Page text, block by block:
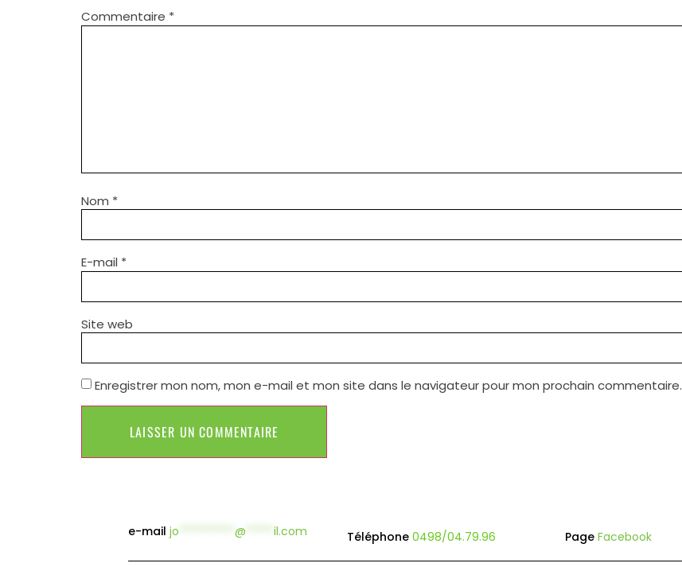
Commentaire *
Nom *
E-mail *
Site web
Enregistrer mon nom, mon e-mail et mon site dans le navigateur pour mon prochain commentaire.
e-mailjo **********@ *****il.com Téléphone0498/04.79.96 Page Facebook